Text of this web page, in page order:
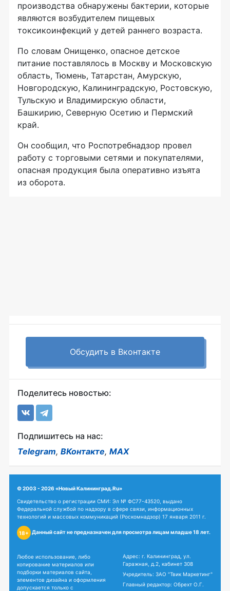
производства обнаружены бактерии, которые
являются возбудителем пищевых
токсикоинфекций у детей раннего возраста.
По словам Онищенко, опасное детское
питание поставлялось в Москву и Московскую
область, Тюмень, Татарстан, Амурскую,
Новгородскую, Калининградскую, Ростовскую,
Тульскую и Владимирскую области,
Башкирию, Северную Осетию и Пермский
край.
Он сообщил, что Роспотребнадзор провел
работу с торговыми сетями и покупателями,
опасная продукция была оперативно изъята
из оборота.
Обсудить в Вконтакте
Поделитесь новостью:
Подпишитесь на нас:
Telegram, ВКонтакте, MAX
© 2003 - 2026 «Новый Калининград.Ru»
Свидетельство о регистрации СМИ: Эл № ФС77-43520, выдано
Федеральной службой по надзору в сфере связи, информационных
технологий и массовых коммуникаций (Роскомнадзор) 17 января 2011 г.
18+ Данный сайт не предназначен для просмотра лицам младше 18 лет.
Любое использование, либо
копирование материалов или
подборки материалов сайта,
элементов дизайна и оформления
допускается только с
Адрес: г. Калининград, ул.
Гаражная, д.2, кабинет 308
Учредитель: ЗАО "Твик Маркетинг"
Главный редактор: Обрехт О.Г.